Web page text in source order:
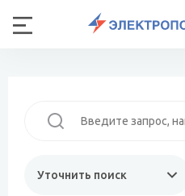
Уточнить поиск